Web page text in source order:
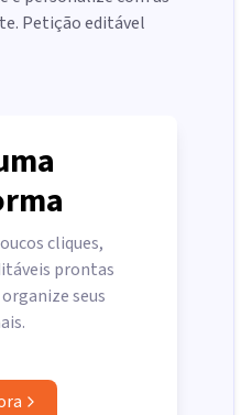
Petição editável
cliques,
prontas
seus